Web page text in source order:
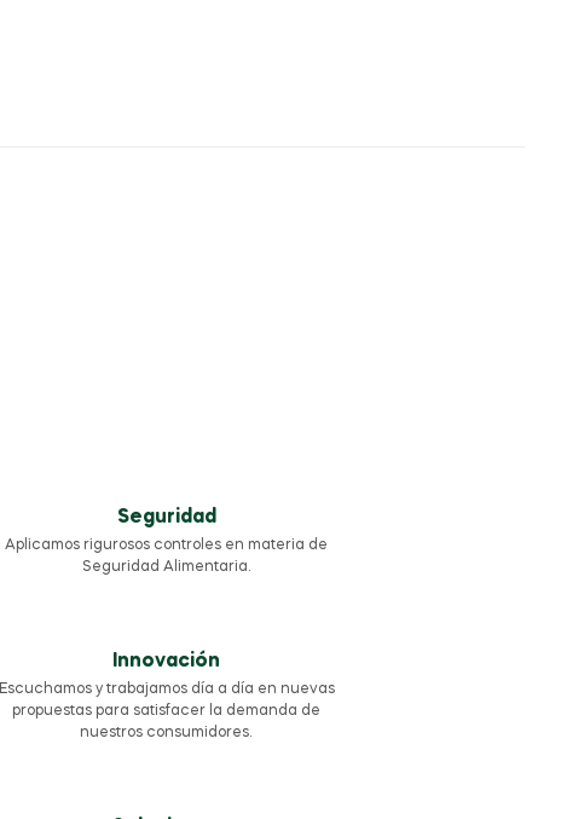
Seguridad
Aplicamos rigurosos controles en materia de
Seguridad Alimentaria.
Innovación
Escuchamos y trabajamos día a día en nuevas
propuestas para satisfacer la demanda de
nuestros consumidores.